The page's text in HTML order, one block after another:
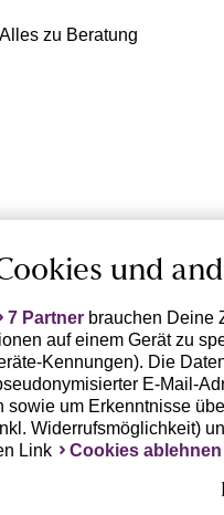
Alles zu Beratung
und
7 Partnerbrauchen Deine
auf einem Gerät zu
Kennungen). Die
E-Mail-
sowie um Erkenntnisse
Widerrufsmöglichkeit)
Link
Cookies ablehnen